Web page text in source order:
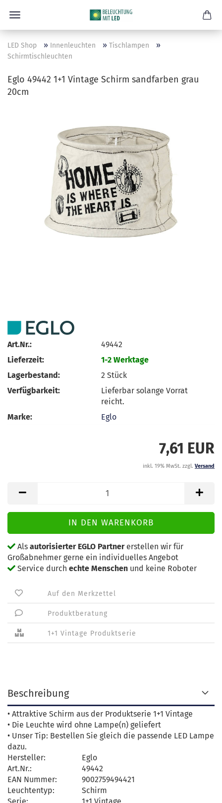
LED Shop » Innenleuchten » Tischlampen »
Schirmtischleuchten
Eglo 49442 1+1 Vintage Schirm sandfarben grau
20cm
Art.Nr.:
49442
Lieferzeit:
1-2 Werktage
Lagerbestand:
2Stück
Verfügbarkeit:
Lieferbar solange Vorrat
reicht.
Marke:
Eglo
7,61 EUR
inkl. 19% MwSt. zzgl. Versand
Als autorisierter EGLO Partnererstellen wir für
Großabnehmer gerne ein individuelles Angebot
Service durch echte Menschen und keine Roboter
Auf den Merkzettel
Produktberatung
1+1 Vintage Produktserie
Beschreibung
• Attraktive Schirm aus der Produktserie 1+1 Vintage
• Die Leuchte wird ohne Lampe(n) geliefert
• Unser Tip: Bestellen Sie gleich die passende LED Lampe
dazu.
Hersteller:
Eglo
Art.Nr.:
49442
EAN Nummer:
9002759494421
Leuchtentyp:
Schirm